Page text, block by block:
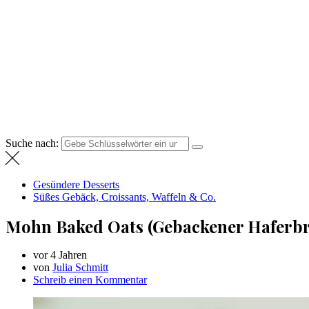
Suche nach:
Gesündere Desserts
Süßes Gebäck, Croissants, Waffeln & Co.
Mohn Baked Oats (Gebackener
vor 4 Jahren
von Julia Schmitt
Schreib einen Kommentar